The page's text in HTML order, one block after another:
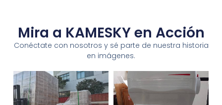
Mira a KAMESKY en Acción
Conéctate con nosotros y sé parte de nuestra historia
en imágenes.